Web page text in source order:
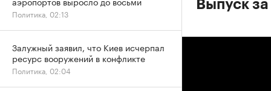
Выпуск
Политика, 02:13
Залужный заявил, что Киев исчерпал
ресурс вооружений в конфликте
Политика, 02:04